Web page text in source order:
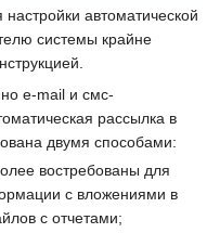
автоматической
системы крайне
e-mail и смс-
рассылка в
двумя способами:
востребованы для
с вложениями в
с отчетами;